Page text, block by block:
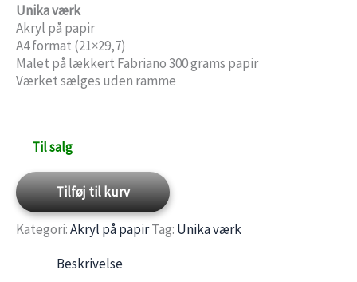
Unika værk
Akryl på papir
A4 format (21×29,7)
Malet på lækkert Fabriano 300 grams papir
Værket sælges uden ramme
Til salg
Konveks
konkav
komposition
Tilføj til kurv
Kategori:Akryl på papirTag: Unika værk
Beskrivelse